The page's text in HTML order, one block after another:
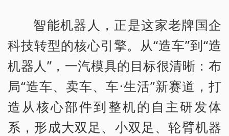
智能机器人，正是这家老牌国企
科技转型的核心引擎。从“造车”到“造
机器人”，一汽模具的目标很清晰：布
局“造车、卖车、车·生活”新赛道，打
造从核心部件到整机的自主研发体
系，形成大双足、小双足、轮臂机器